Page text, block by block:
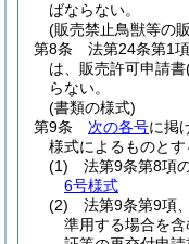
ばならない。
(販売禁止鳥獣等の
第8条
法第24条第1
は、販売許可申請書
らない。
(書類の様式)
第9条
次の各号に掲
様式によるものとす
(1)
法第9条第8項
6号様式
(2)
法第9条第9項
準用する場合を含